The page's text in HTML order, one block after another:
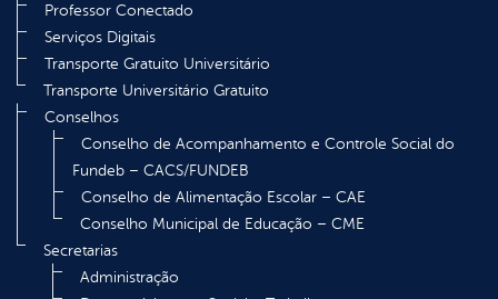
Professor Conectado
Serviços Digitais
Transporte Gratuito Universitário
Transporte Universitário Gratuito
Conselhos
Conselho de Acompanhamento e Controle Social do
Fundeb – CACS/FUNDEB
Conselho de Alimentação Escolar – CAE
Conselho Municipal de Educação – CME
Secretarias
Administração